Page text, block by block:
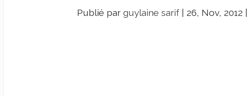
Publié par guylaine sarif| 26, Nov, 2012